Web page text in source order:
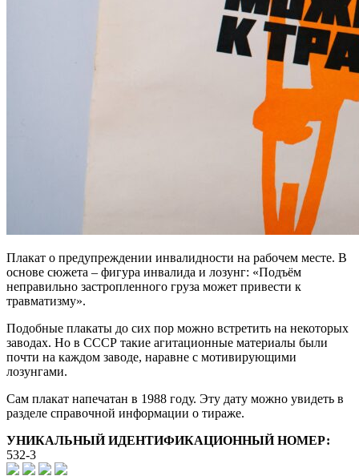
Плакат о предупреждении инвалидности на рабочем месте. В
основе сюжета – фигура инвалида и лозунг: «Подъём
неправильно застропленного груза может привести к
травматизму».
Подобные плакаты до сих пор можно встретить на некоторых
заводах. Но в СССР такие агитационные материалы были
почти на каждом заводе, наравне с мотивирующими
лозунгами.
Сам плакат напечатан в 1988 году. Эту дату можно увидеть в
разделе справочной информации о тираже.
УНИКАЛЬНЫЙ ИДЕНТИФИКАЦИОННЫЙ НОМЕР:
532-3